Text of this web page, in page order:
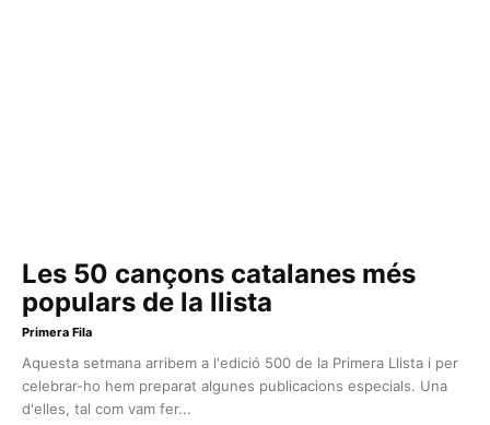
Les 50 cançons catalanes més
populars de la llista
Primera Fila
Aquesta setmana arribem a l'edició 500 de la Primera Llista i per
celebrar-ho hem preparat algunes publicacions especials. Una
d'elles, tal com vam fer...